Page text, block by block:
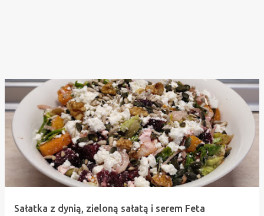
Sałatka z dynią, zieloną sałatą i serem Feta